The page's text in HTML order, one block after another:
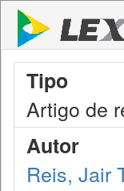
Tipo
Artigo de
Autor
Reis, Jair